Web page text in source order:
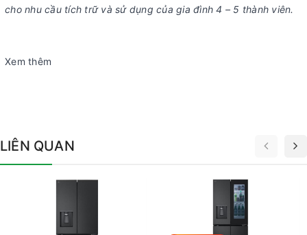
cho nhu cầu tích trữ và sử dụng của gia đình 4 – 5 thành viên.
Xem thêm
LIÊN QUAN